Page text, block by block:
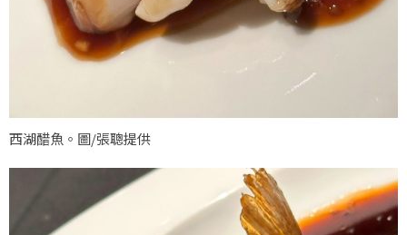
西湖醋魚。圖/張聰提供